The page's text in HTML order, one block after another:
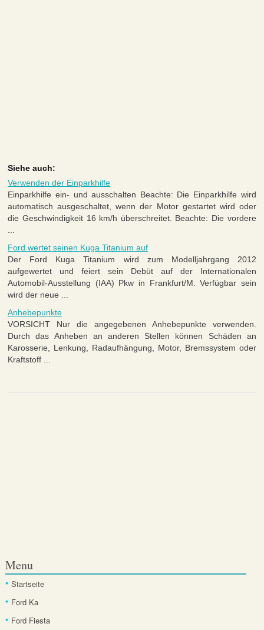
Siehe auch:
Verwenden der Einparkhilfe
Einparkhilfe ein- und ausschalten Beachte: Die Einparkhilfe wird
automatisch ausgeschaltet, wenn der Motor gestartet wird oder
die Geschwindigkeit 16 km/h überschreitet. Beachte: Die vordere
...
Ford wertet seinen Kuga Titanium auf
Der Ford Kuga Titanium wird zum Modelljahrgang 2012
aufgewertet und feiert sein Debüt auf der Internationalen
Automobil-Ausstellung (IAA) Pkw in Frankfurt/M. Verfügbar sein
wird der neue ...
Anhebepunkte
VORSICHT Nur die angegebenen Anhebepunkte verwenden.
Durch das Anheben an anderen Stellen können Schäden an
Karosserie, Lenkung, Radaufhängung, Motor, Bremssystem oder
Kraftstoff ...
Menu
Startseite
Ford Ka
Ford Fiesta